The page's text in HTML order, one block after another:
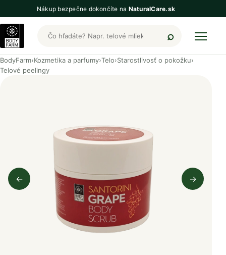
Nákup bezpečne dokončíte na NaturalCare.sk
Hľadať produkty BodyFarm
BodyFarm›Kozmetika a parfumy›Telo›Starostlivosť o pokožku›
Telové peelingy
←
Predchádzajúci obrázok
→